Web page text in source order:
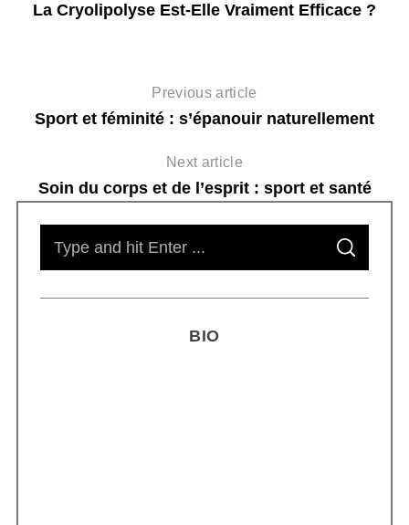
La Cryolipolyse Est-Elle Vraiment Efficace ?
Previous article
Sport et féminité : s’épanouir naturellement
Next article
Soin du corps et de l’esprit : sport et santé
S
A
C
BIO